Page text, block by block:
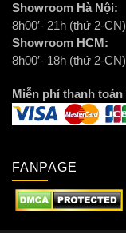
Showroom Hà Nội:
8h00′- 21h (thứ 2-CN)
Showroom HCM:
8h00′- 18h (thứ 2-CN)
Miễn phí thanh toán
FANPAGE